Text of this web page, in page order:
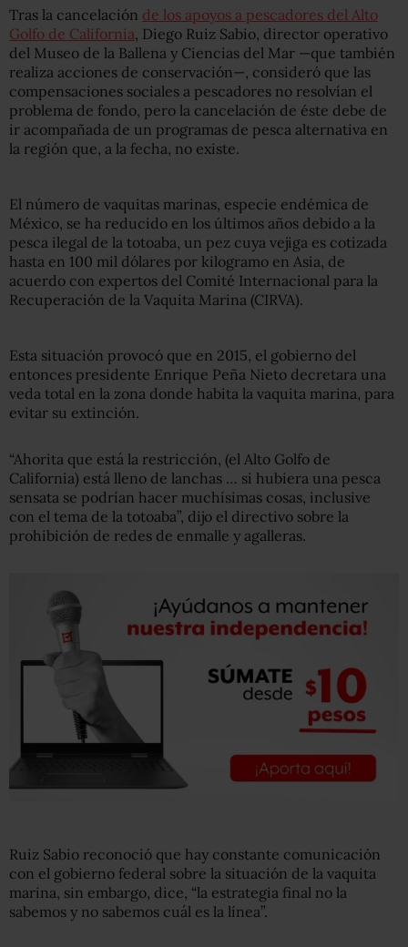
Tras la cancelación de los apoyos a pescadores del Alto
Golfo de California, Diego Ruiz Sabio, director operativo
del Museo de la Ballena y Ciencias del Mar —que también
realiza acciones de conservación—, consideró que las
compensaciones sociales a pescadores no resolvían el
problema de fondo, pero la cancelación de éste debe de
ir acompañada de un programas de pesca alternativa en
la región que, a la fecha, no existe.
El número de vaquitas marinas, especie endémica de
México, se ha reducido en los últimos años debido a la
pesca ilegal de la totoaba, un pez cuya vejiga es cotizada
hasta en 100 mil dólares por kilogramo en Asia, de
acuerdo con expertos del Comité Internacional para la
Recuperación de la Vaquita Marina (CIRVA).
Esta situación provocó que en 2015, el gobierno del
entonces presidente Enrique Peña Nieto decretara una
veda total en la zona donde habita la vaquita marina, para
evitar su extinción.
“Ahorita que está la restricción, (el Alto Golfo de
California) está lleno de lanchas … si hubiera una pesca
sensata se podrían hacer muchísimas cosas, inclusive
con el tema de la totoaba”, dijo el directivo sobre la
prohibición de redes de enmalle y agalleras.
Ruiz Sabio reconoció que hay constante comunicación
con el gobierno federal sobre la situación de la vaquita
marina, sin embargo, dice, “la estrategia final no la
sabemos y no sabemos cuál es la línea”.